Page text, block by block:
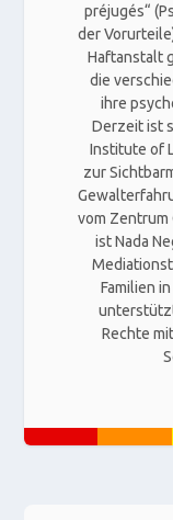
préjugés“
der
Haftanstalt
die
ihre
Derzeit ist
Institute of
zur
vom Zentrum
ist Nada
Familien
Rechte